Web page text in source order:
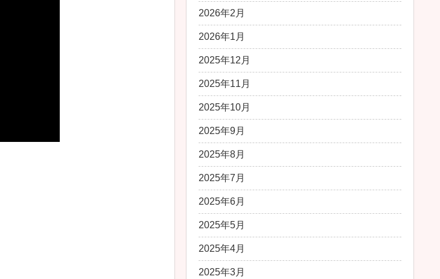
2026年2月
2026年1月
2025年12月
2025年11月
2025年10月
2025年9月
2025年8月
2025年7月
2025年6月
2025年5月
2025年4月
2025年3月